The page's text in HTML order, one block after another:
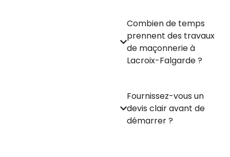
Combien de temps
prennent des travaux
de maçonnerie à
Lacroix-Falgarde ?
Fournissez-vous un
devis clair avant de
démarrer ?